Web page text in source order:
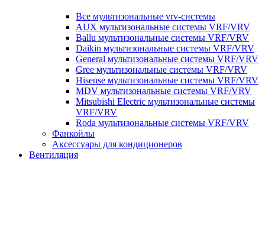
Все мультизональные vrv-системы
AUX мультизональные системы VRF/VRV
Ballu мультизональные системы VRF/VRV
Daikin мультизональные системы VRF/VRV
General мультизональные системы VRF/VRV
Gree мультизональные системы VRF/VRV
Hisense мультизональные системы VRF/VRV
MDV мультизональные системы VRF/VRV
Mitsubishi Electric мультизональные системы
VRF/VRV
Roda мультизональные системы VRF/VRV
Фанкойлы
Аксессуары для кондиционеров
Вентиляция